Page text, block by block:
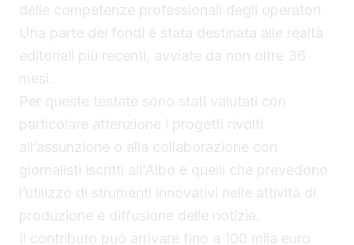
delle competenze professionali degli operatori.
Una parte dei fondi è stata destinata alle realtà
editoriali più recenti, avviate da non oltre 36
mesi.
Per queste testate sono stati valutati con
particolare attenzione i progetti rivolti
all’assunzione o alla collaborazione con
giornalisti iscritti all’Albo e quelli che prevedono
l’utilizzo di strumenti innovativi nelle attività di
produzione e diffusione delle notizie.
Il contributo può arrivare fino a 100 mila euro